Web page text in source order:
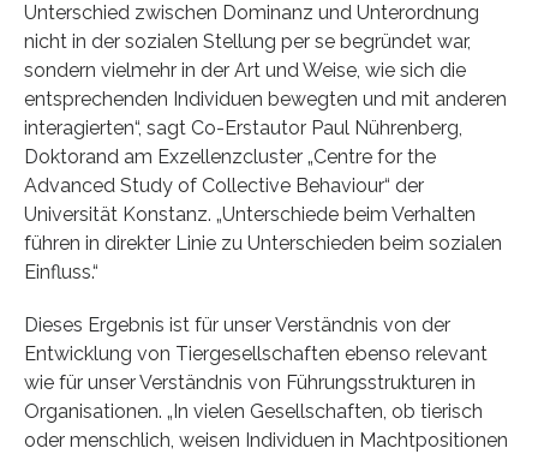
Unterschied zwischen Dominanz und Unterordnung
nicht in der sozialen Stellung per se begründet war,
sondern vielmehr in der Art und Weise, wie sich die
entsprechenden Individuen bewegten und mit anderen
interagierten“, sagt Co-Erstautor Paul Nührenberg,
Doktorand am Exzellenzcluster „Centre for the
Advanced Study of Collective Behaviour“ der
Universität Konstanz. „Unterschiede beim Verhalten
führen in direkter Linie zu Unterschieden beim sozialen
Einfluss.“
Dieses Ergebnis ist für unser Verständnis von der
Entwicklung von Tiergesellschaften ebenso relevant
wie für unser Verständnis von Führungsstrukturen in
Organisationen. „In vielen Gesellschaften, ob tierisch
oder menschlich, weisen Individuen in Machtpositionen